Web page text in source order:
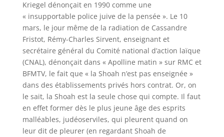
Kriegel dénonçait en 1990 comme une
« insupportable police juive de la pensée ». Le 10
mars, le jour même de la radiation de Cassandre
Fristot, Rémy-Charles Sirvent, enseignant et
secrétaire général du Comité national d’action laïque
(CNAL), dénonçait dans « Apolline matin » sur RMC et
BFMTV, le fait que « la Shoah n’est pas enseignée »
dans des établissements privés hors contrat. Or, on
le sait, la Shoah est la seule chose qui compte. Il faut
en effet former dès le plus jeune âge des esprits
malléables, judéoserviles, qui pleurent quand on
leur dit de pleurer (en regardant Shoah de